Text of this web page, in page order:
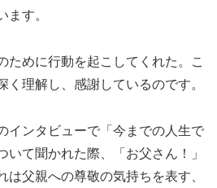
ます。
ために行動を起こしてくれた。こ
く理解し、感謝しているのです。
インタビューで「今までの人生で
いて聞かれた際、「お父さん！」
は父親への尊敬の気持ちを表す、